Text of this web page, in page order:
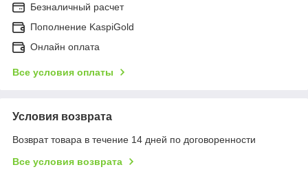
Безналичный расчет
Пополнение KaspiGold
Онлайн оплата
Все условия оплаты
Условия возврата
Возврат товара в течение 14 дней по договоренности
Все условия возврата